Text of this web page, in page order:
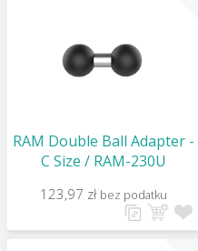
RAM Double Ball Adapter -
C Size / RAM-230U
123,97 zł bez podatku